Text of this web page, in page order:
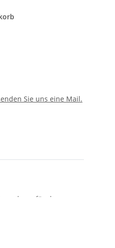
Sie uns eine Mail.
für den